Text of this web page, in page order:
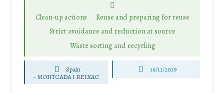
Clean-up actions
Reuse and preparing for reuse
Strict avoidance and reduction at source
Waste sorting and recycling
Spain
-MONTCADA I REIXAC
16/11/2019